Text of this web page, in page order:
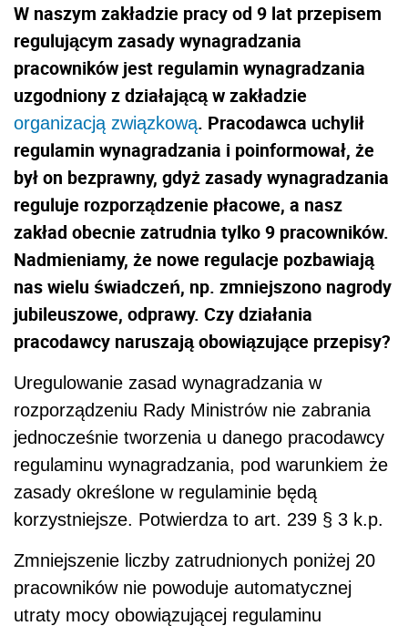
W naszym zakładzie pracy od 9 lat przepisem
regulującym zasady wynagradzania
pracowników jest regulamin wynagradzania
uzgodniony z działającą w zakładzie
organizacją związkową. Pracodawca uchylił
regulamin wynagradzania i poinformował, że
był on bezprawny, gdyż zasady wynagradzania
reguluje rozporządzenie płacowe, a nasz
zakład obecnie zatrudnia tylko 9 pracowników.
Nadmieniamy, że nowe regulacje pozbawiają
nas wielu świadczeń, np. zmniejszono nagrody
jubileuszowe, odprawy. Czy działania
pracodawcy naruszają obowiązujące przepisy?
Uregulowanie zasad wynagradzania w
rozporządzeniu Rady Ministrów nie zabrania
jednocześnie tworzenia u danego pracodawcy
regulaminu wynagradzania, pod warunkiem że
zasady określone w regulaminie będą
korzystniejsze. Potwierdza to art. 239 § 3 k.p.
Zmniejszenie liczby zatrudnionych poniżej 20
pracowników nie powoduje automatycznej
utraty mocy obowiązującej regulaminu